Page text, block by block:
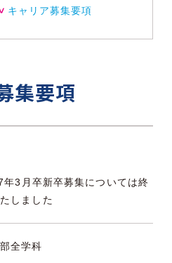
キャリア募集要項
集要項
年3月卒新卒募集については終
しました
全学科